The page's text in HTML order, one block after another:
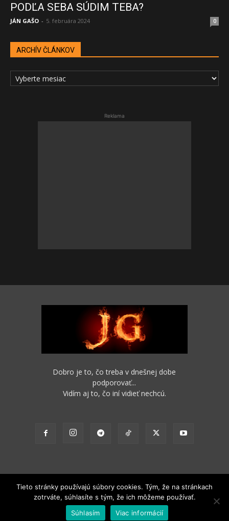
PODĽA SEBA SÚDIM TEBA?
JÁN GAŠO - 5. februára 2024 0
ARCHÍV ČLÁNKOV
ARCHÍV
ČLÁNKOV
Reklama
Dobro je to, čo treba v dnešnej dobe
podporovať...
Vidím aj to, čo iní vidieť nechcú.
2012 - 2022 Obsah stránok je možné s funkčným odkazom na pôvodný
zdroj ďalej nekomerčne šíriť.
Tieto stránky používajú súbory cookies. Tým, že na stránkach
zotrváte, súhlasíte s tým, že ich môžeme používať.
Súhlasím
Viac informácií